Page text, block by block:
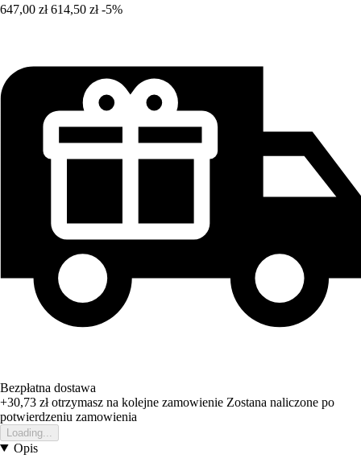
647,00 zł 614,50 zł -5%
Bezpłatna dostawa
+30,73 złotrzymasz na kolejne zamowienie Zostana naliczone po
potwierdzeniu zamowienia
Loading...
Opis